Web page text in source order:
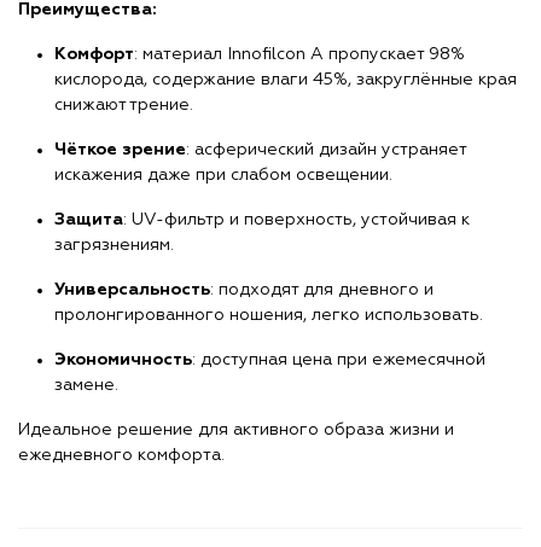
Преимущества:
Комфорт: материал Innofilcon A пропускает 98%
кислорода, содержание влаги 45%, закруглённые края
снижают трение.
Чёткое зрение: асферический дизайн устраняет
искажения даже при слабом освещении.
Защита: UV-фильтр и поверхность, устойчивая к
загрязнениям.
Универсальность: подходят для дневного и
пролонгированного ношения, легко использовать.
Экономичность: доступная цена при ежемесячной
замене.
Идеальное решение для активного образа жизни и
ежедневного комфорта.